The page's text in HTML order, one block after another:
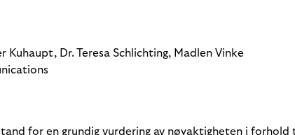
Kuhaupt, Dr. Teresa Schlichting, Madlen Vinke
for en grundig vurdering av nøyaktigheten i